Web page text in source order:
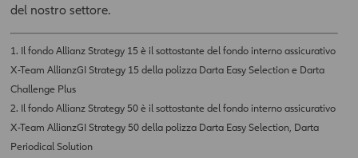
con riferimento ai siti esterni raggiungibili tramite i
collegamenti presenti nell’Area o attraverso i quali viene
raggiunta la stessa. Pertanto, l’utente accede a tali siti sotto la
propria esclusiva responsabilità. In nessun caso la Compagnia
potrà essere ritenuti responsabile per qualsiasi danno, diretto o
indiretto, collegato all’utilizzo del sito e delle informazioni e/o
del nostro settore.
1. Il fondo Allianz Strategy 15 è il sottostante del fondo interno assicurativo
X-Team AllianzGI Strategy 15 della polizza Darta Easy Selection e Darta
Challenge Plus
2. Il fondo Allianz Strategy 50 è il sottostante del fondo interno assicurativo
X-Team AllianzGI Strategy 50 della polizza Darta Easy Selection, Darta
Periodical Solution